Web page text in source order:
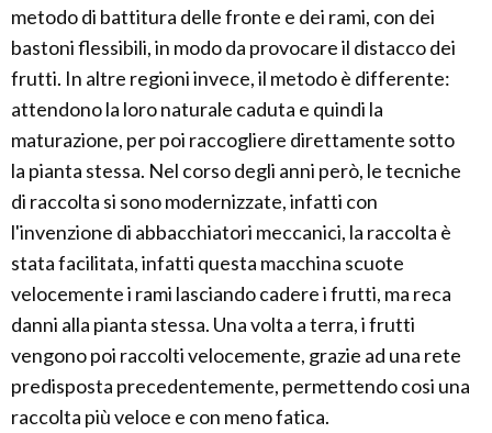
metodo di battitura delle fronte e dei rami, con dei
bastoni flessibili, in modo da provocare il distacco dei
frutti. In altre regioni invece, il metodo è differente:
attendono la loro naturale caduta e quindi la
maturazione, per poi raccogliere direttamente sotto
la pianta stessa. Nel corso degli anni però, le tecniche
di raccolta si sono modernizzate, infatti con
l'invenzione di abbacchiatori meccanici, la raccolta è
stata facilitata, infatti questa macchina scuote
velocemente i rami lasciando cadere i frutti, ma reca
danni alla pianta stessa. Una volta a terra, i frutti
vengono poi raccolti velocemente, grazie ad una rete
predisposta precedentemente, permettendo cosi una
raccolta più veloce e con meno fatica.